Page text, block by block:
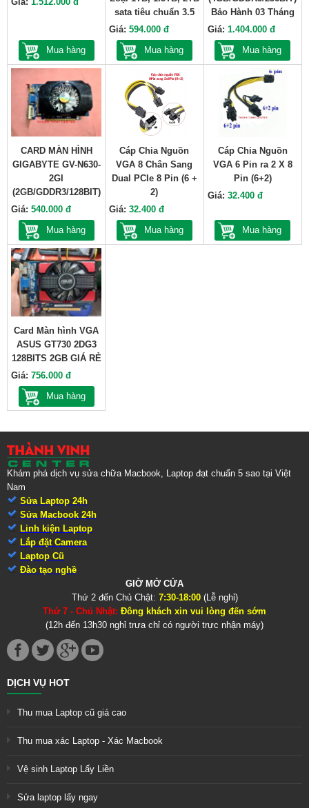
Mua hàng
sata tiêu chuẩn 3.5
Giá:594.000 đ
Mua hàng
Bảo Hành 03 Tháng
Giá: 1.404.000 đ
Mua hàng
CARD MÀN HÌNH
GIGABYTE GV-N630-
2GI
(2GB/GDDR3/128BIT)
Giá: 540.000 đ
Mua hàng
Cáp Chia Nguồn
VGA 8 Chân Sang
Dual PCIe 8 Pin (6 +
2)
Giá:32.400 đ
Mua hàng
Cáp Chia Nguồn
VGA 6 Pin ra 2 X 8
Pin (6+2)
Giá: 32.400 đ
Mua hàng
Card Màn hình VGA
ASUS GT730 2DG3
128BITS 2GB GIÁ RẺ
Giá: 756.000 đ
Mua hàng
Khám phá dịch vụ sửa chữa Macbook, Laptop đạt chuẩn 5 sao tại Việt
Nam
Sửa Laptop 24h
Sửa Macbook 24h
Linh kiện Laptop
Lắp đặt Camera
Laptop Cũ
Đào tạo nghề
GIỜ MỞ CỬA
Thứ 2 đến Chủ Chật: 7:30-18:00(Lễ nghỉ)
Thứ 7 - Chủ Nhật: Đông khách xin vui lòng đến sớm
(12h đến 13h30 nghỉ trưa chỉ có người trực nhận máy)
DỊCH VỤ HOT
Thu mua Laptop cũ giá cao
Thu mua xác Laptop - Xác Macbook
Vệ sinh Laptop Lấy Liền
Sửa laptop lấy ngay